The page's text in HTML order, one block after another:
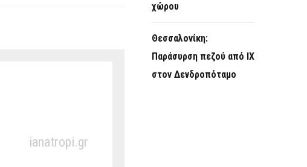
ianatropi.gr
χώρου
Θεσσαλονίκη:
Παράσυρση πεζού από ΙΧ
στον Δενδροπόταμο